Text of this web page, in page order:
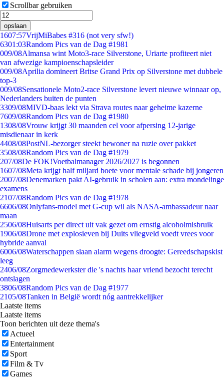
Scrollbar gebruiken
opslaan
1607:57VrijMiBabes #316 (not very sfw!)
6301:03Random Pics van de Dag #1981
009/08Almansa wint Moto3-race Silverstone, Uriarte profiteert niet
van afwezige kampioenschapsleider
009/08Aprilia domineert Britse Grand Prix op Silverstone met dubbele
top-3
009/08Sensationele Moto2-race Silverstone levert nieuwe winnaar op,
Nederlanders buiten de punten
3309/08MIVD-baas lekt via Strava routes naar geheime kazerne
7609/08Random Pics van de Dag #1980
1308/08Vrouw krijgt 30 maanden cel voor afpersing 12-jarige
misdienaar in kerk
4408/08PostNL-bezorger steekt bewoner na ruzie over pakket
3508/08Random Pics van de Dag #1979
207/08De FOK!Voetbalmanager 2026/2027 is begonnen
1607/08Meta krijgt half miljard boete voor mentale schade bij jongeren
2007/08Denemarken pakt AI-gebruik in scholen aan: extra mondelinge
examens
2107/08Random Pics van de Dag #1978
6606/08Onlyfans-model met G-cup wil als NASA-ambassadeur naar
maan
2506/08Huisarts per direct uit vak gezet om ernstig alcoholmisbruik
1906/08Drone met explosieven bij Duits vliegveld voedt vrees voor
hybride aanval
6006/08Waterschappen slaan alarm wegens droogte: Gereedschapskist
leeg
2406/08Zorgmedewerkster die 's nachts haar vriend bezocht terecht
ontslagen
3806/08Random Pics van de Dag #1977
2105/08Tanken in België wordt nóg aantrekkelijker
Laatste items
Laatste items
Toon berichten uit deze thema's
Actueel
Entertainment
Sport
Film & Tv
Games